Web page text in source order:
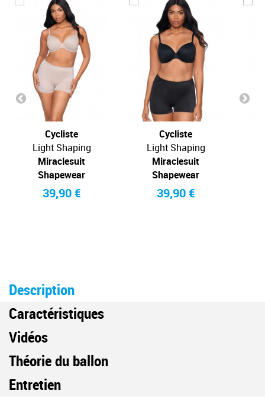
Cycliste
Light Shaping
Miraclesuit
Shapewear
39,90 €
Cycliste
Light Shaping
Miraclesuit
Shapewear
39,90 €
Description
Caractéristiques
Vidéos
Théorie du ballon
Entretien